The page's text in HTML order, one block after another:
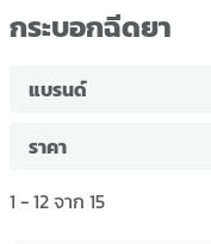
กระบอกฉีดยา
แบรนด์
ราคา
1 -12จาก 15